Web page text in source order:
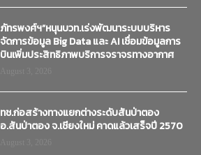
ภัทรพงศ์ฯ”หนุนบวท.เร่งพัฒนาระบบบริหาร
จัดการข้อมูล Big Data และ AI เชื่อมข้อมูลการ
บินเพิ่มประสิทธิภาพบริการจราจรทางอากาศ
ทช.ก่อสร้างทางแยกต่างระดับสันป่าตอง
อ.สันป่าตอง จ.เชียงใหม่ คาดแล้วเสร็จปี 2570